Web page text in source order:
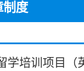
制度
学培训项目